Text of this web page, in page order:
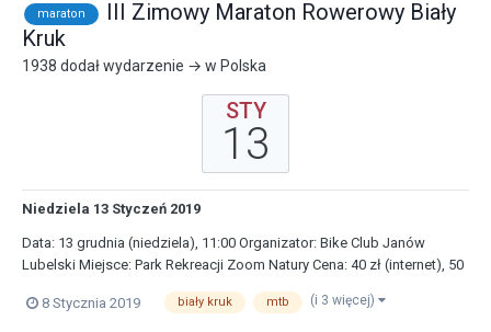
maraton
III Zimowy Maraton Rowerowy Biały
Kruk
1938 dodał wydarzenie → w Polska
STY
13
Niedziela 13 Styczeń 2019
Data: 13 grudnia (niedziela), 11:00 Organizator: Bike Club Janów
Lubelski Miejsce: Park Rekreacji Zoom Natury Cena: 40 zł (internet), 50
startowy, losowanie nagród, posiłek regeneracyjny Nowość:
8 Stycznia 2019 biały kruk mtb (i 3 więcej)